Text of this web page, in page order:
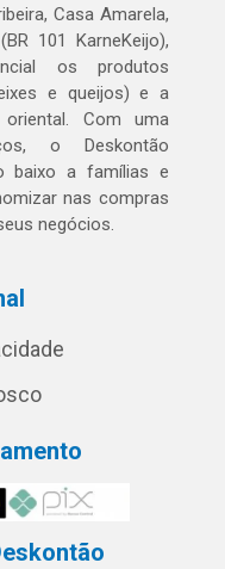
Casa Amarela,
101 KarneKeijo),
os produtos
e queijos) e a
Com uma
o Deskontão
baixo a famílias e
nas compras
negócios.